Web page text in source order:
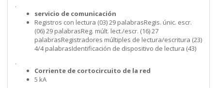
.
servicio de comunicación
Registros con lectura (03) 29 palabrasRegis. únic. escr.
(06) 29 palabrasReg. múlt. lect./escr. (16) 27
palabrasRegistradores múltiples de lectura/escritura (23)
4/4 palabrasIdentificación de dispositivo de lectura (43)
.
Corriente de cortocircuito de la red
5 kA